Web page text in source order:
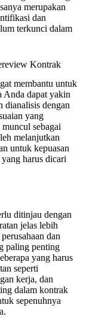
merupakan
dan
terkunci dalam
Kontrak
membantu untuk
Anda dapat yakin
dianalisis dengan
yang
sebagai
melanjutkan
untuk kepuasan
harus dicari
ditinjau dengan
jelas lebih
dan
paling penting
yang harus
seperti
kerja, dan
dalam kontrak
sepenuhnya